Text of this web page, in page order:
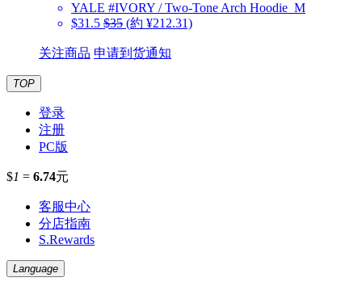
YALE #IVORY / Two-Tone Arch Hoodie_M
$31.5 $35 (約 ¥212.31)
关注商品 申请到货通知
TOP
登录
注册
PC版
$1 = 6.74元
客服中心
分店指南
S.Rewards
Language